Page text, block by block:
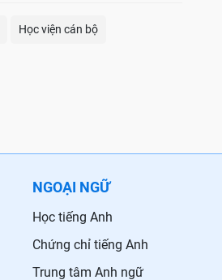
Học viện cán bộ
NGOẠI NGỮ
Học tiếng Anh
Chứng chỉ tiếng Anh
Trung tâm Anh ngữ